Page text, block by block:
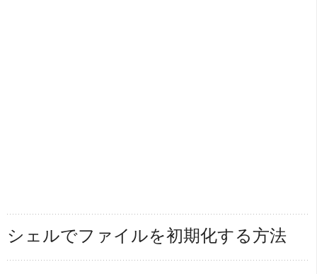
シェルでファイルを初期化する方法